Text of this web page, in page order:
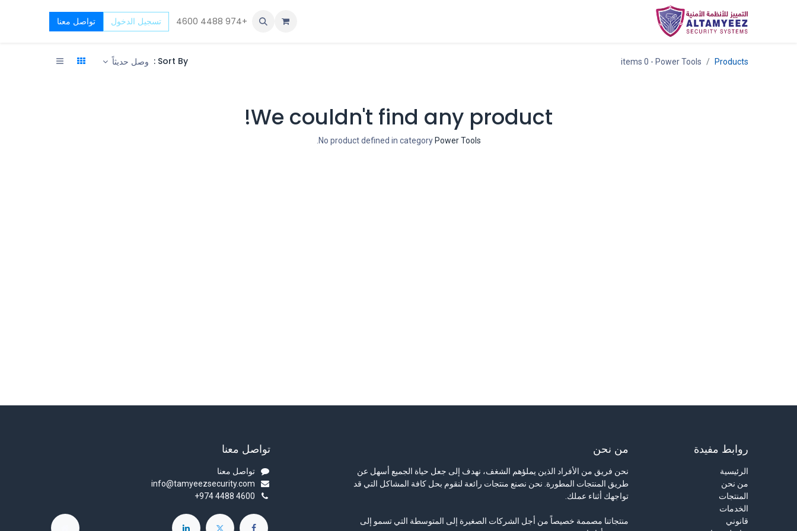
All Brands
Top Deals
+974 4488 4600 تسجيل الدخول تواصل معنا
Products
Power Tools
- 0 items
Sort By : وصل حديثاً
We couldn't find any product!
No product defined in category Power Tools
روابط مفيدة
الرئيسية
من نحن
المنتجات
الخدمات
قانوني
من نحن
نحن فريق من الأفراد الذين يملؤهم الشغف، نهدف إلى جعل حياة الجميع أسهل عن
طريق المنتجات المطورة. نحن نصنع منتجات رائعة لنقوم بحل كافة المشاكل التي قد
تواجهك أثناء عملك.
منتجاتنا مصممة خصيصاً من أجل الشركات الصغيرة إلى المتوسطة التي تسمو إلى
تواصل معنا
تواصل معنا
info@tamyeezsecurity.com
+974 4488 4600